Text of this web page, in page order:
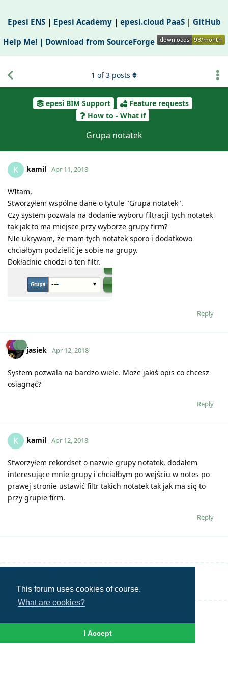
This forum uses cookies of course.
What are cookies?
I Accept
Epesi ENS| Epesi Academy| epesi.cloud PaaS| GitHub
Help Me! | Download from SourceForge
epesi BIM Support
Feature requests
How to - What if
Grupa notatek
1 of3 posts
K kamil Apr 11, 2018
WItam,
Stworzyłem wspólne dane o tytule "Grupa notatek".
Czy system pozwala na dodanie wyboru filtracji tych notatek
tak jak to ma miejsce przy wyborze grupy firm?
NIe ukrywam, że mam tych notatek sporo i dodatkowo
chciałbym podzielić je sobie na grupy.
Dokładnie chodzi o ten filtr.
Reply
jasiek Apr 12, 2018
System pozwala na bardzo wiele. Może jakiś opis co chcesz
osiągnąć?
Reply
K kamil Apr 12, 2018
Stworzyłem rekordset o nazwie grupy notatek, dodałem
interesujące mnie grupy i chciałbym po wejściu w notes po
prawej stronie ustawić filtr takich notatek tak jak ma się to
przy grupie firm.
Reply